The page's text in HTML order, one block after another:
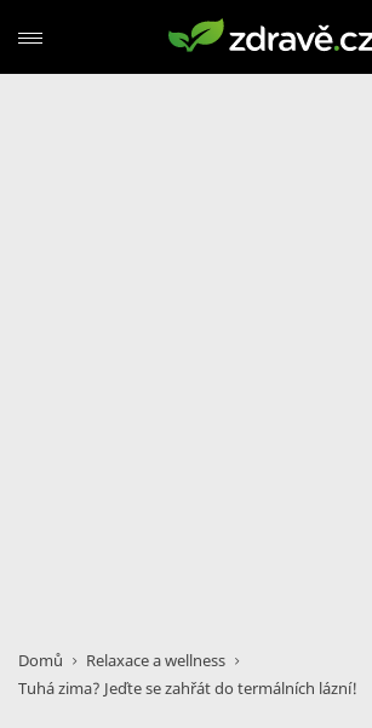
Domů
Relaxace a wellness
Tuhá zima? Jeďte se zahřát do termálních lázní!